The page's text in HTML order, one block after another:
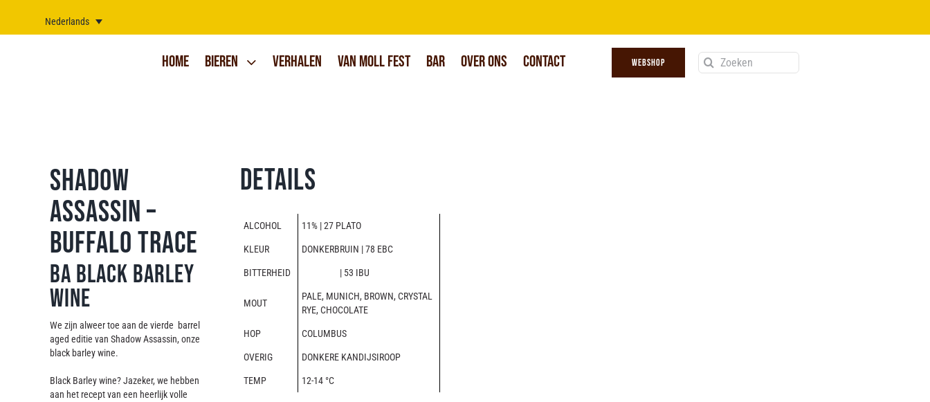
inhoud
Nederlands
Home Bieren Verhalen Van Moll Fest Bar Over Ons Contact WEBSHOP
Zoeken
naar:
Shadow
Assassin –
Buffalo Trace
BA Black Barley
Wine
We zijn alweer toe aan de vierde barrel
aged editie van Shadow Assassin, onze
black barley wine.
Black Barley wine? Jazeker, we hebben
aan het recept van een heerlijk volle
Details
ALCOHOL 11% | 27 PLATO
KLEUR DONKERBRUIN | 78 EBC
BITTERHEID | 53 IBU
MOUT
PALE, MUNICH, BROWN, CRYSTAL
RYE, CHOCOLATE
HOP COLUMBUS
OVERIG DONKERE KANDIJSIROOP
TEMP 12-14 °C